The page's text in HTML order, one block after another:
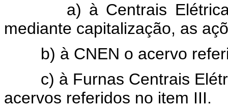
a) à Centrais Elétricas
mediante capitalização, as
b) à CNEN o acervo
c) à Furnas Centrais
acervos referidos no item III.